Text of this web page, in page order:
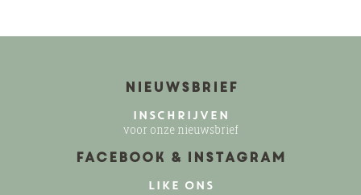
Nieuwsbrief
INSCHRIJVEN
voor onze nieuwsbrief
Facebook & Instagram
LIKE ONS